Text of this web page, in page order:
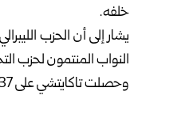
خلفه.
يشار إلى أن الحزب
النواب المنتمون لحزب
وحصلت تاكايتشي على 237 صوتاً، لتتجاوز الأغلبية في مقاعد المجلس البالغ عددها 465.